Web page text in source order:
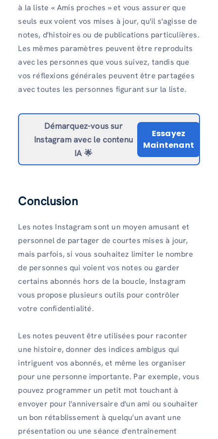
à la liste « Amis proches » et vous assurer que
seuls eux voient vos mises à jour, qu'il s'agisse de
notes, d'histoires ou de publications particulières.
Les mêmes paramètres peuvent être reproduits
avec les personnes que vous suivez, tandis que
vos réflexions générales peuvent être partagées
avec toutes les personnes figurant sur la liste.
Démarquez-vous sur
Instagram avec le contenu
IA 🌟
Essayez
Maintenant
Conclusion
Les notes Instagram sont un moyen amusant et
personnel de partager de courtes mises à jour,
mais parfois, si vous souhaitez limiter le nombre
de personnes qui voient vos notes ou garder
certains abonnés hors de la boucle, Instagram
vous propose plusieurs outils pour contrôler
votre confidentialité.
Les notes peuvent être utilisées pour raconter
une histoire, donner des indices ambigus qui
intriguent vos abonnés, et même les organiser
pour une personne importante. Par exemple, vous
pouvez programmer un petit mot touchant à
envoyer pour l'anniversaire d'un ami ou souhaiter
un bon rétablissement à quelqu'un avant une
présentation ou une séance d'entraînement